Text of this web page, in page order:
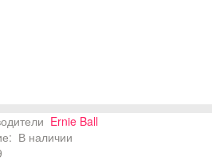
Ernie Ball
В наличии